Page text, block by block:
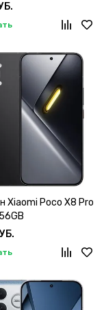
Xiaomi Poco X8 Pro